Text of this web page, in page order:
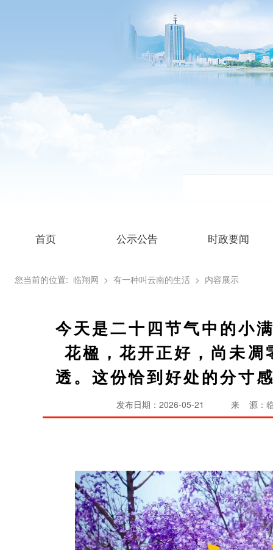
首页 公示公告 时政要闻
您当前的位置: 临翔网 > 有一种叫云南的生活 > 内容展示
今天是二十四节气中的小
花楹，花开正好，尚未
透。这份恰到好处的分寸
发布日期：2026-05-21 来 源：